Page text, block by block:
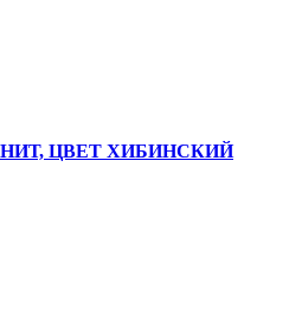
ЦВЕТ ХИБИНСКИЙ